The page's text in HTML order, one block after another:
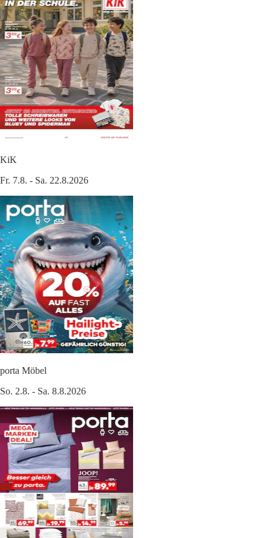
KiK
Fr. 7.8. - Sa. 22.8.2026
porta Möbel
So. 2.8. - Sa. 8.8.2026